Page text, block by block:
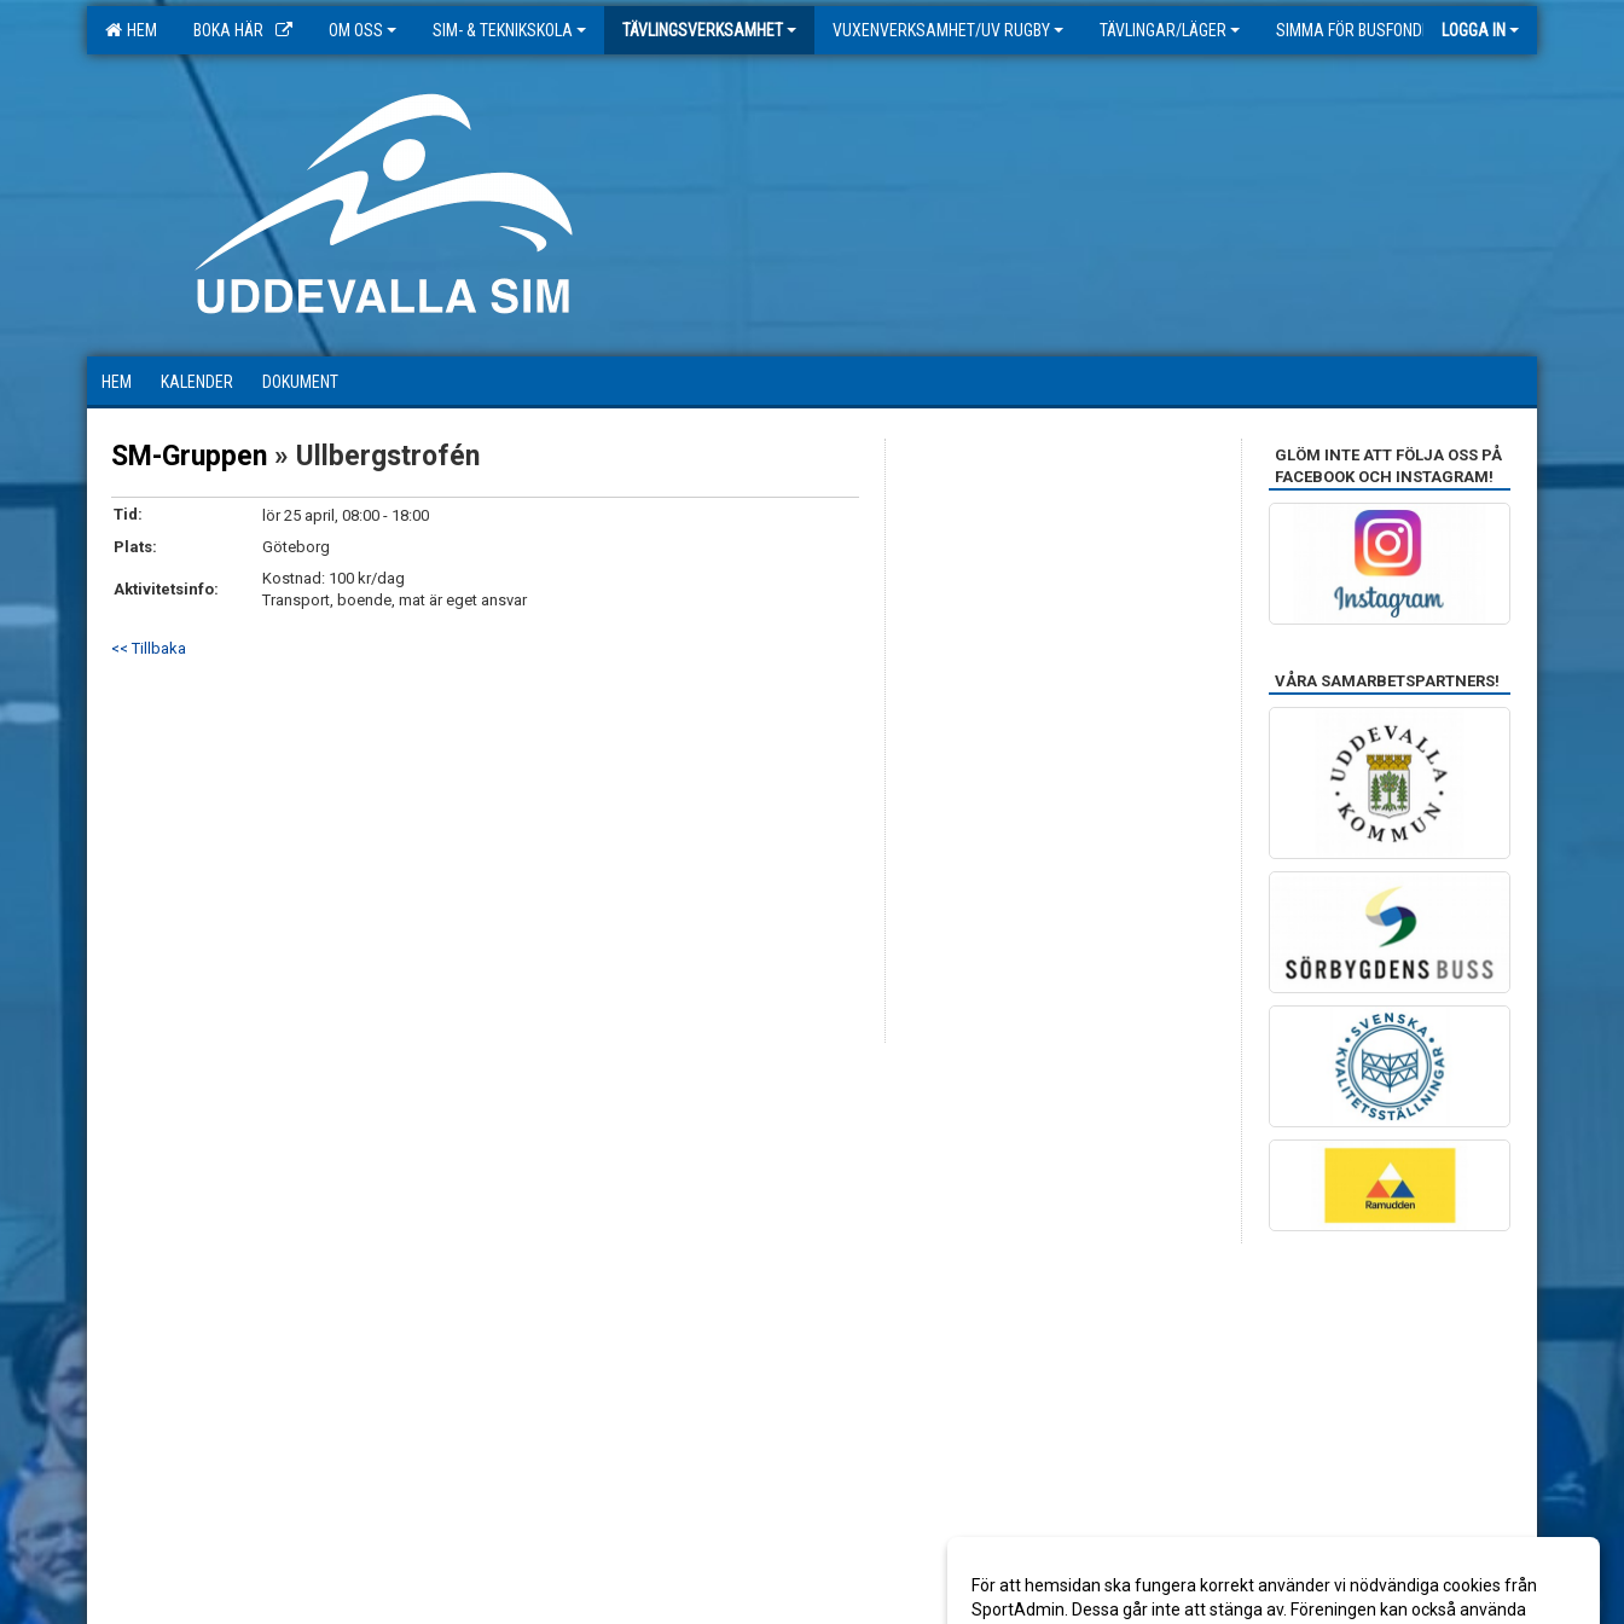
HEM BOKA HÄR OM OSS SIM- & TEKNIKSKOLA TÄVLINGSVERKSAMHET VUXENVERKSAMHET/UV RUGBY TÄVLINGAR/LÄGER SIMMA FÖR BUSFONDEN LOGGA IN
HEM KALENDER DOKUMENT
SM-Gruppen » Ullbergstrofén
Tid:
lör 25 april, 08:00 - 18:00
Plats:
Göteborg
Aktivitetsinfo:
Kostnad: 100 kr/dag
Transport, boende, mat är eget ansvar
<< Tillbaka
GLÖM INTE ATT FÖLJA OSS PÅ
FACEBOOK OCH INSTAGRAM!
VÅRA SAMARBETSPARTNERS!
För att hemsidan ska fungera korrekt använder vi nödvändiga cookies från
SportAdmin. Dessa går inte att stänga av. Föreningen kan också använda